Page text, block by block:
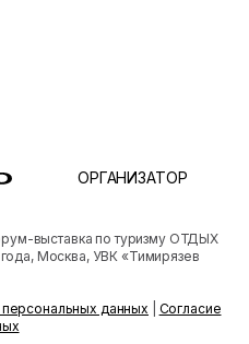
ОРГАНИЗАТОР
выставка по туризму ОТДЫХ
Москва, УВК «Тимирязев
данных
Согласие